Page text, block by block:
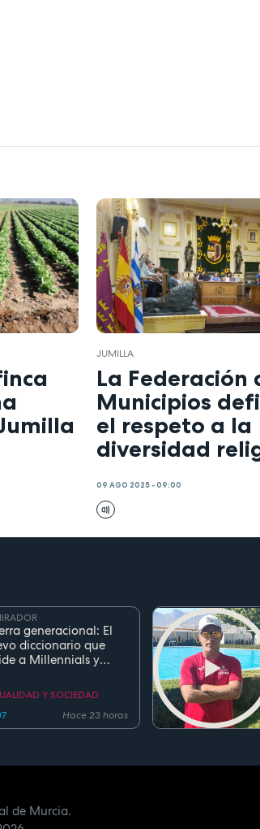
JUMILLA
La Federación
Municipios
el respeto a la
diversidad
09 AGO 2025 - 09:00
generacional: El
diccionario que
a Millennials y
Y SOCIEDAD
Hace 23 horas
de Murcia.